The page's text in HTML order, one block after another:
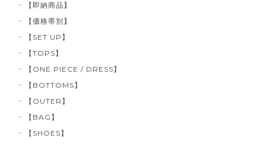
【即納商品】
【価格帯別】
【SET UP】
【TOPS】
【ONE PIECE / DRESS】
【BOTTOMS】
【OUTER】
【BAG】
【SHOES】